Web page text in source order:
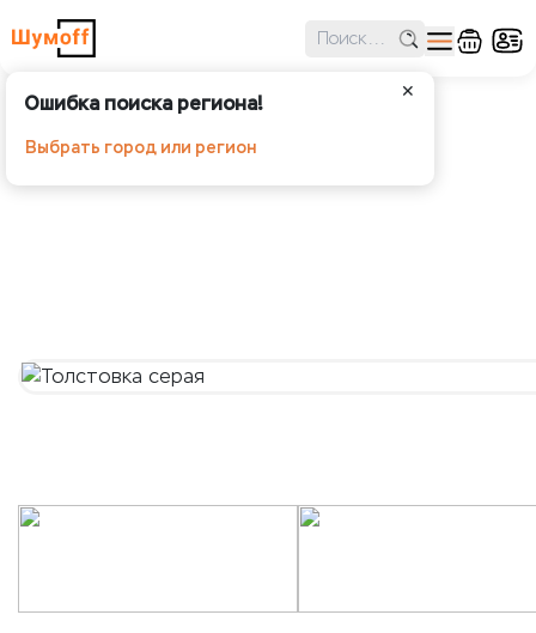
✕
Ошибка поиска региона!
Выбрать город или регион